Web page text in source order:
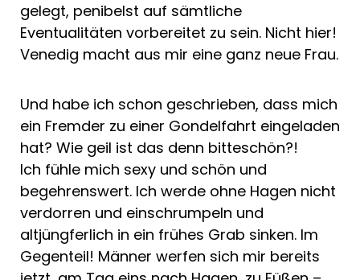
gelegt, penibelst auf sämtliche
Eventualitäten vorbereitet zu sein. Nicht hier!
Venedig macht aus mir eine ganz neue Frau.
Und habe ich schon geschrieben, dass mich
ein Fremder zu einer Gondelfahrt eingeladen
hat? Wie geil ist das denn bitteschön?!
Ich fühle mich sexy und schön und
begehrenswert. Ich werde ohne Hagen nicht
verdorren und einschrumpeln und
altjüngferlich in ein frühes Grab sinken. Im
Gegenteil! Männer werfen sich mir bereits